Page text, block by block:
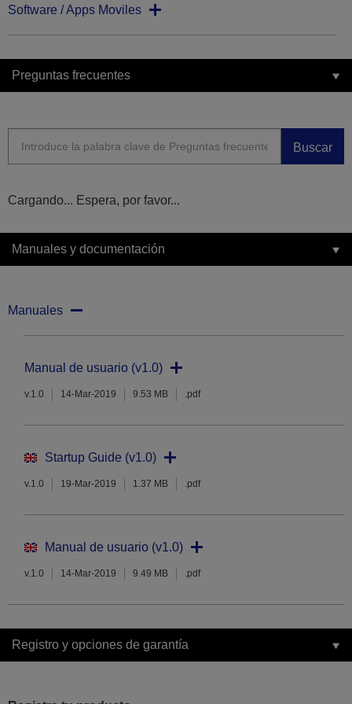
Software / Apps Moviles
Preguntas frecuentes
Buscar
Cargando... Espera, por favor...
Manuales y documentación
Manuales
Manual de usuario (v1.0)
v.1.0 14-Mar-2019 9.53 MB .pdf
Startup Guide (v1.0)
v.1.0 19-Mar-2019 1.37 MB .pdf
Manual de usuario (v1.0)
v.1.0 14-Mar-2019 9.49 MB .pdf
Registro y opciones de garantía